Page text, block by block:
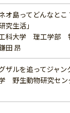
ネオ島ってどんなと
究生活」
科大学 理工学部
田 昂
ザルを追ってジャン
野生動物研究セ